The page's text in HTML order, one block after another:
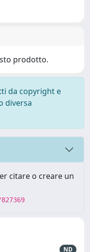
prodotto.
da copyright e
diversa
citare o creare un
ND